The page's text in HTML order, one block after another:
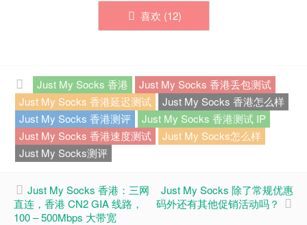
喜欢 (12)
Just My Socks 香港
Just My Socks 香港丢包测试
Just My Socks 香港延迟测试
Just My Socks 香港怎么样
Just My Socks 香港测评
Just My Socks 香港测试 IP
Just My Socks 香港速度测试
Just My Socks怎么样
Just My Socks测评
Just My Socks 香港：三网
直连，香港 CN2 GIA 线路，
100 – 500Mbps 大带宽
Just My Socks 除了常规优惠
码外还有其他促销活动吗？